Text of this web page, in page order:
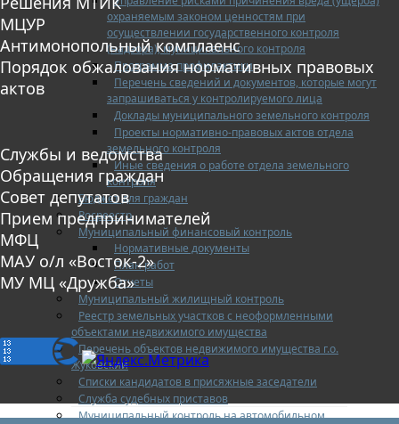
охраняемым законом ценностям при
осуществлении государственного контроля
(надзора), муниципального контроля
Программа профилактики
Перечень сведений и документов, которые могут
запрашиваться у контролируемого лица
Доклады муниципального земельного контроля
Проекты нормативно-правовых актов отдела
земельного контроля
Иные сведения о работе отдела земельного
контроля
Бюджет для граждан
Росреестр
Муниципальный финансовый контроль
Нормативные документы
План работ
Отчеты
Муниципальный жилищный контроль
Реестр земельных участков с неоформленными
объектами недвижимого имущества
Перечень объектов недвижимого имущества г.о.
Жуковский
Списки кандидатов в присяжные заседатели
Служба судебных приставов
Муниципальный контроль на автомобильном
МЦУР
Антимонопольный комплаенс
Порядок обжалования нормативных правовых
актов
Службы и ведомства
Обращения граждан
Совет депутатов
Прием предпринимателей
МФЦ
МАУ о/л «Восток-2»
МУ МЦ «Дружба»